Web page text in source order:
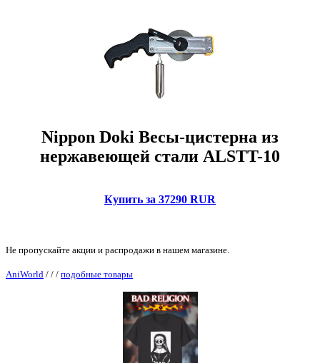
Nippon Doki Весы-цистерна из
нержавеющей стали ALSTT-10
Купить за 37290 RUR
Не пропускайте акции и распродажи в нашем магазине.
AniWorld / / / подобные товары